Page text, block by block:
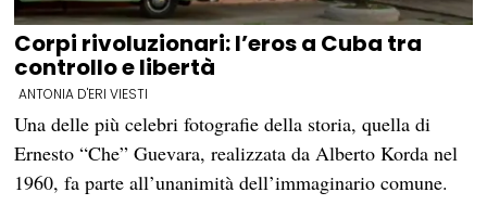
Corpi rivoluzionari: l’eros a Cuba tra
controllo e libertà
ANTONIA D'ERI VIESTI
Una delle più celebri fotografie della storia, quella di
Ernesto “Che” Guevara, realizzata da Alberto Korda nel
1960, fa parte all’unanimità dell’immaginario comune.